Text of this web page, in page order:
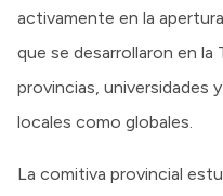
activamente en la
que se desarrollaron en
provincias, universidades
locales como globales.
La comitiva provincial